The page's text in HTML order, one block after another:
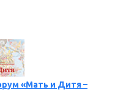
«Мать и Дитя –